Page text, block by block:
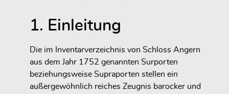
1. Einleitung
Die im Inventarverzeichnis von Schloss Angern
aus dem Jahr 1752 genannten Surporten
beziehungsweise Supraporten stellen ein
außergewöhnlich reiches Zeugnis barocker und